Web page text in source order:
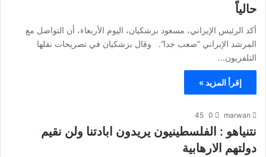
حالياً
أكد الرئيس الإيراني، مسعود بزشكيان، اليوم الأربعاء، أن التواصل مع
المرشد الإيراني “صعب جدا”. وقال بزشكيان في تصريحات نقلها
التلفزيون…
إقرأ المزيد »
marwan
0
45
نتنياهو : الفلسطينيون يريدون ابادتنا ولن نقيم
دولتهم الارهابية